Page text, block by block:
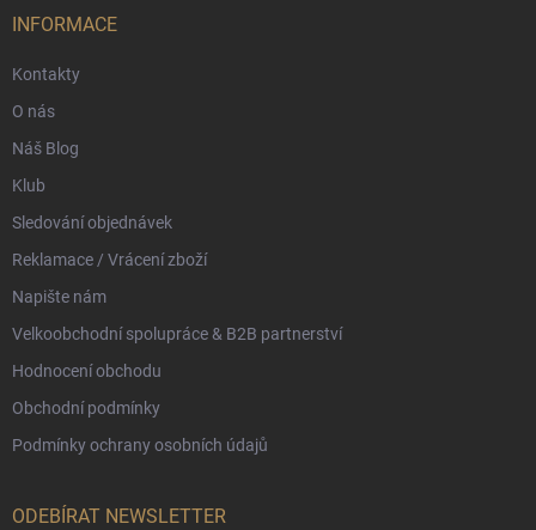
INFORMACE
Kontakty
O nás
Náš Blog
Klub
Sledování objednávek
Reklamace / Vrácení zboží
Napište nám
Velkoobchodní spolupráce & B2B partnerství
Hodnocení obchodu
Obchodní podmínky
Podmínky ochrany osobních údajů
ODEBÍRAT NEWSLETTER